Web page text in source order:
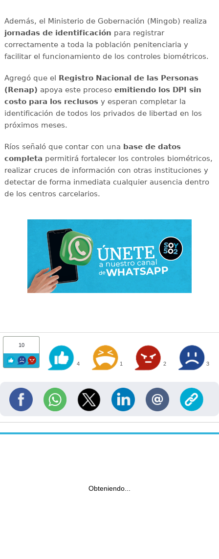
Además, el Ministerio de Gobernación (Mingob) realiza
jornadas de identificación para registrar
correctamente a toda la población penitenciaria y
facilitar el funcionamiento de los controles biométricos.
Agregó que el Registro Nacional de las Personas
(Renap) apoya este proceso emitiendo los DPI sin
costo para los reclusosy esperan completar la
identificación de todos los privados de libertad en los
próximos meses.
Ríos señaló que contar con una base de datos
completa permitirá fortalecer los controles biométricos,
realizar cruces de información con otras instituciones y
detectar de forma inmediata cualquier ausencia dentro
de los centros carcelarios.
10
4 1 2 3
Obteniendo...